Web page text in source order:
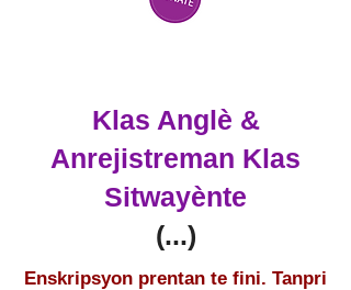
Klas Anglè &
Anrejistreman Klas
Sitwayènte
(...)
Enskripsyon prentan te fini. Tanpri